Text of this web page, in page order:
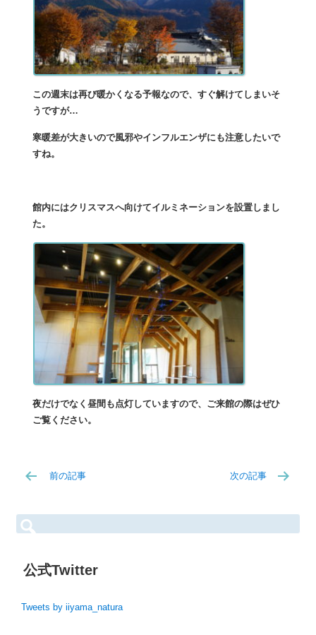
この週末は再び暖かくなる予報なので、すぐ解けてしまいそ
うですが…
寒暖差が大きいので風邪やインフルエンザにも注意したいで
すね。
館内にはクリスマスへ向けてイルミネーションを設置しまし
た。
夜だけでなく昼間も点灯していますので、ご来館の際はぜひ
ご覧ください。
前の記事 次の記事
検
索:
公式Twitter
Tweets by iiyama_natura